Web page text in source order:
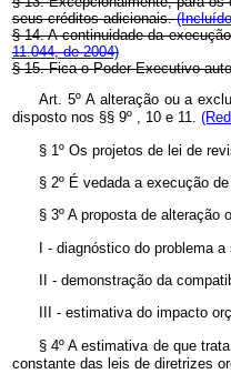
seus créditos adicionais.
§ 14. A continuidade da
11.044, de 2004)
§ 15. Fica o Poder Executivo
Art. 5º A alteração ou a
disposto nos §§ 9º , 10 e 11.
§ 1º Os projetos de lei de
§ 2º É vedada a execução
§ 3º A proposta de alteração
I - diagnóstico do problema
II - demonstração da
III - estimativa do impacto
§ 4º A estimativa de que
constante das leis de diretrizes